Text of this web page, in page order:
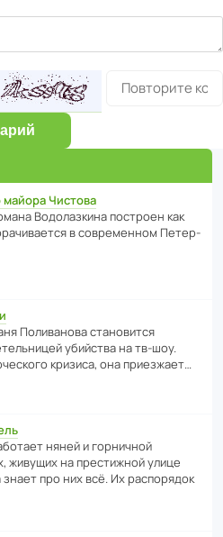
Чистова
Водо­ла­з­кина пост­роен как
в совре­менном Пете­р­
Поли­ва­нова стано­вится
убийства на тв-шоу.
кризиса, она приезжает…
няней и горни­чной
живущих на прес­ти­жной улице
про них всё. Их распо­рядок